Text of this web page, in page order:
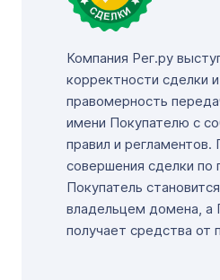
Компания Рег.ру
корректности сделки
правомерность
имени Покупателю с
правил и регламентов.
совершения сделки по
Покупатель
владельцем домена, а
получает средства от